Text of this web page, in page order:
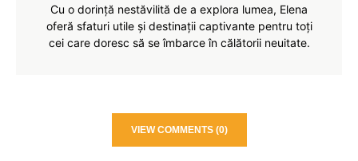
Cu o dorință nestăvilită de a explora lumea, Elena
oferă sfaturi utile și destinații captivante pentru toți
cei care doresc să se îmbarce în călătorii neuitate.
VIEW COMMENTS (0)